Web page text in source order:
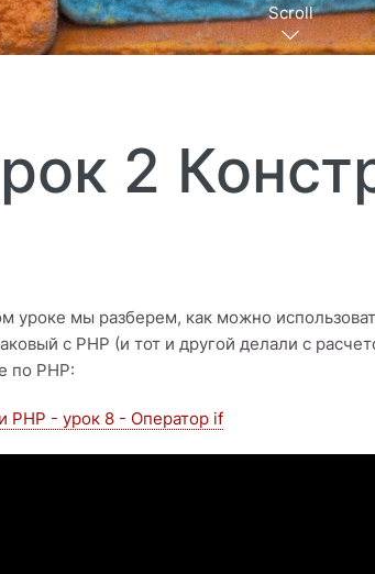
Scroll
2
уроке мы разберем, как можно
с PHP (и тот и другой делали с
по PHP:
PHP - урок 8 - Оператор if